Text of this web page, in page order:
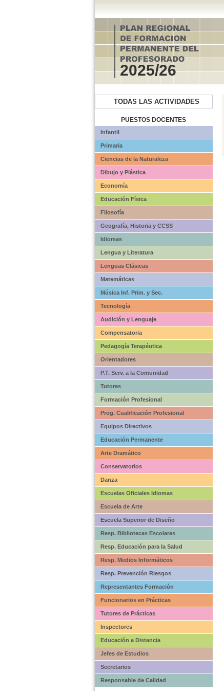
2025/26
TODAS LAS ACTIVIDADES
PUESTOS DOCENTES
Infantil
Primaria
Ciencias de la Naturaleza
Dibujo y Plástica
Economía
Educación Física
Filosofía
Geografía, Historia y CCSS
Idiomas
Lengua y Literatura
Lenguas Clásicas
Matemáticas
Música Inf. Prim. y Sec.
Tecnología
Audición y Lenguaje
Compensatoria
Pedagogía Terapéutica
Orientadores
P.T. Serv. a la Comunidad
Tutores
Formación Profesional
Prog. Cualificación Profesional
Equipos Directivos
Educación Permanente
Arte Dramático
Conservatorios
Danza
Escuelas Oficiales Idiomas
Escuela de Arte
Escuela Superior de Diseño
Resp. Bibliotecas Escolares
Resp. Educación para la Salud
Resp. Medios Informáticos
Resp. Prevención Riesgos
Representantes Formación
Funcionarios en Prácticas
Tutores de Prácticas
Inspectores
Educación a Distancia
Jefes de Estudios
Secretarios
Responsable de Calidad